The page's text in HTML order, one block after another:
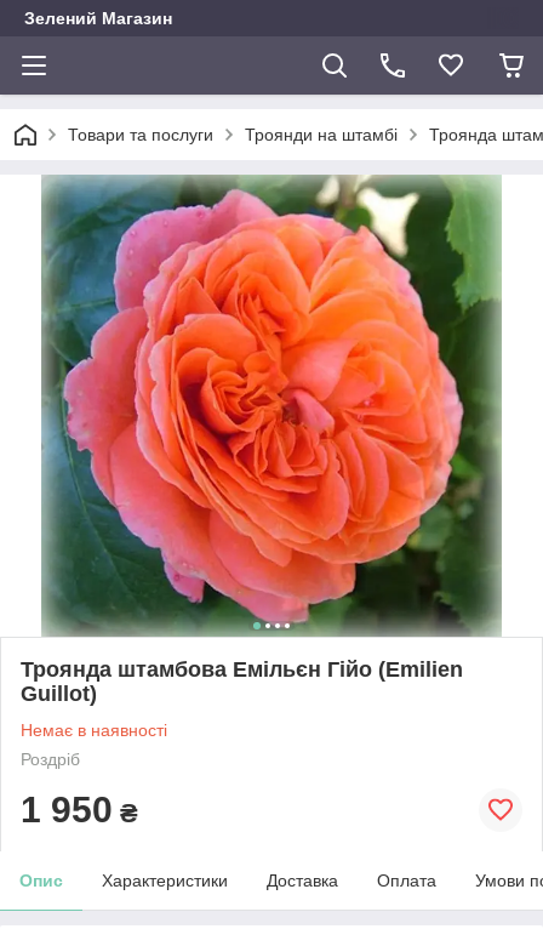
Зелений Магазин
Товари та послуги Троянди на штамбі Троянда
Троянда штамбова Емільєн Гійо (Emilien
Guillot)
Немає в наявності
Роздріб
1 950 ₴
Опис Характеристики Доставка Оплата Умови